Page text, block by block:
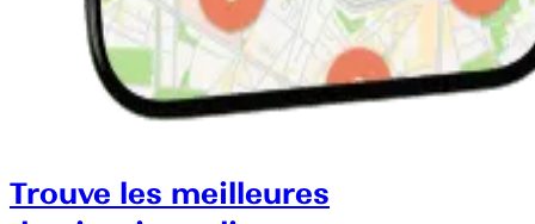
Trouve les meilleures